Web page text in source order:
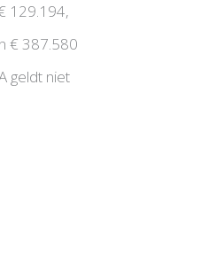
129.194,
€ 387.580
geldt niet